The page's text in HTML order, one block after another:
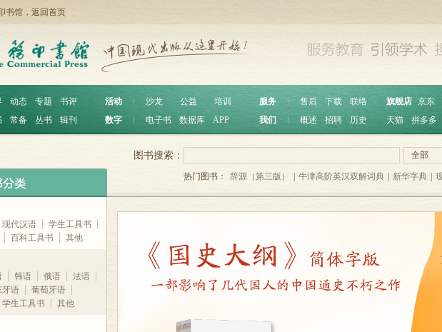
书馆， 返回首页
动态 专题
书评
常备 丛书 辑刊
活动 沙龙 公益
培训
数字
电子书 数据库 APP
服务 ︱ 售后 下载
联络
我们
概述 招聘 历史
旗舰店 京东
天猫
拼多多
现代汉语
学生工具书
百科工具书 其他
韩语 俄语
法语
牙语
葡萄牙语
学生工具书 其他
全部
图书搜索：
热门图书： 辞源（第三版） 牛津高阶英汉双解词典 新华字典